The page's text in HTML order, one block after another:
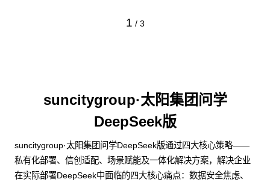
1 / 3
suncitygroup·太阳集团问学
DeepSeek版
suncitygroup·太阳集团问学DeepSeek版通过四大核心策略——
私有化部署、信创适配、场景赋能及一体化解决方案，解决企业
在实际部署DeepSeek中面临的四大核心痛点：数据安全焦虑、